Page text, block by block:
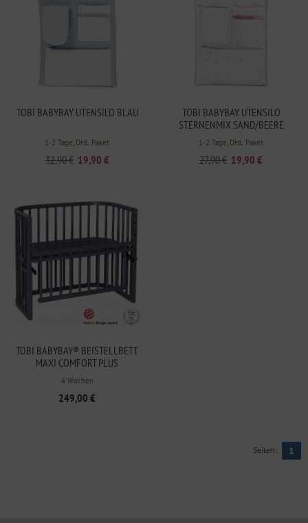
TOBI BABYBAY UTENSILO BLAU
1-2 Tage, DHL Paket
32,90 € 19,90 €
TOBI BABYBAY UTENSILO
STERNENMIX SAND/BEERE
1-2 Tage, DHL Paket
27,90 € 19,90 €
TOBI BABYBAY® BEISTELLBETT
MAXI COMFORT PLUS
SCHIEFERGRAU MIT MATRATZE
KLIMA
4 Wochen
249,00 €
Seiten: 1